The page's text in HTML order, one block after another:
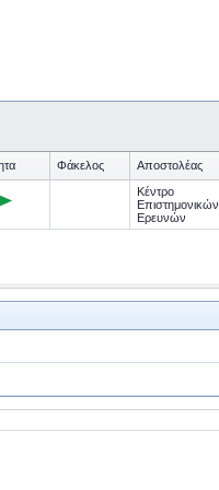
Φάκελος Αποστολέας
Κέντρο
Επιστημονικών
Ερευνών